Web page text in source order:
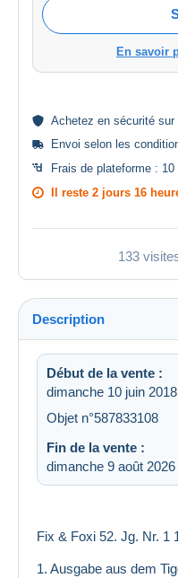
En savoir
Achetez en sécurité sur
Envoi selon les
Frais de plateforme : 10
Il reste 2 jours 16
133
Description
Début de la vente :
dimanche 10 juin
Objet n°587833108
Fin de la vente :
dimanche 9 août
Fix & Foxi 52. Jg. Nr. 1
1. Ausgabe aus dem